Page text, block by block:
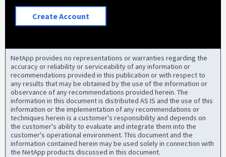
Create Account
NetApp provides no representations or warranties regarding the
accuracy or reliability or serviceability of any information or
recommendations provided in this publication or with respect to
any results that may be obtained by the use of the information or
observance of any recommendations provided herein. The
information in this document is distributed AS IS and the use of this
information or the implementation of any recommendations or
techniques herein is a customer's responsibility and depends on
the customer's ability to evaluate and integrate them into the
customer's operational environment. This document and the
information contained herein may be used solely in connection with
the NetApp products discussed in this document.